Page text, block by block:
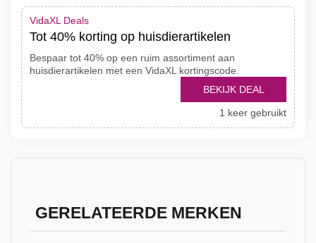
VidaXL Deals
Tot 40% korting op huisdierartikelen
Bespaar tot 40% op een ruim assortiment aan
huisdierartikelen met een VidaXL kortingscode.
BEKIJK DEAL
1 keer gebruikt
GERELATEERDE MERKEN